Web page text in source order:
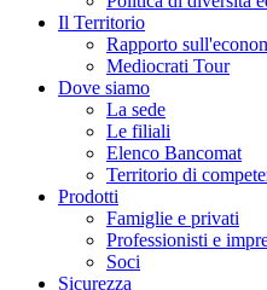
Il Territorio
Rapporto
Mediocrati Tour
Dove siamo
La sede
Le filiali
Elenco Bancomat
Territorio di
Prodotti
Famiglie e privati
Professionisti e
Soci
Sicurezza